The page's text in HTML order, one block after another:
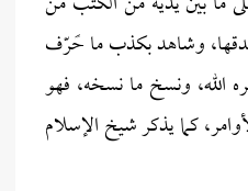
وشاهد بكذب ما حًرّف
الله، ونسخ ما نسخه، فهو
كما يذكر شيخ الإسلام